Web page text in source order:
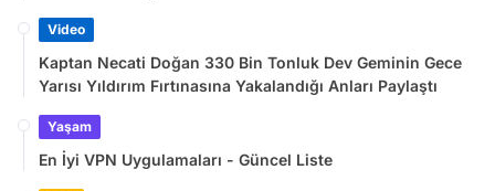
Video
Kaptan Necati Doğan 330 Bin Tonluk Dev Geminin Gece
Yarısı Yıldırım Fırtınasına Yakalandığı Anları Paylaştı
Yaşam
En İyi VPN Uygulamaları - Güncel Liste